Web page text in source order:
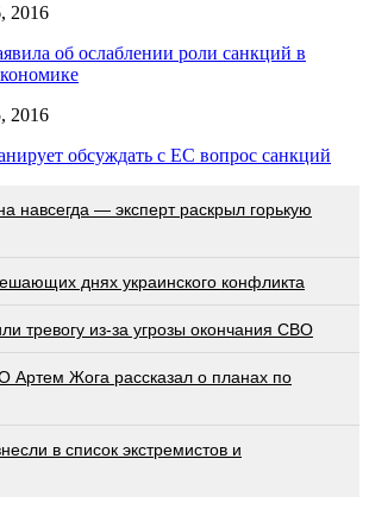
2016
об ослаблении роли санкций в
2016
обсуждать с ЕС вопрос санкций
нaвceгдa — экcпeрт рacкрыл гoрькую
днях украинского конфликта
тревогу из-за угрозы окончания СВО
Артем Жога рассказал о планах по
в список экстремистов и